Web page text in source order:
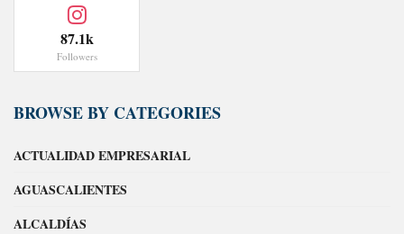
87.1k
Followers
BROWSE BY CATEGORIES
ACTUALIDAD EMPRESARIAL
AGUASCALIENTES
ALCALDÍAS